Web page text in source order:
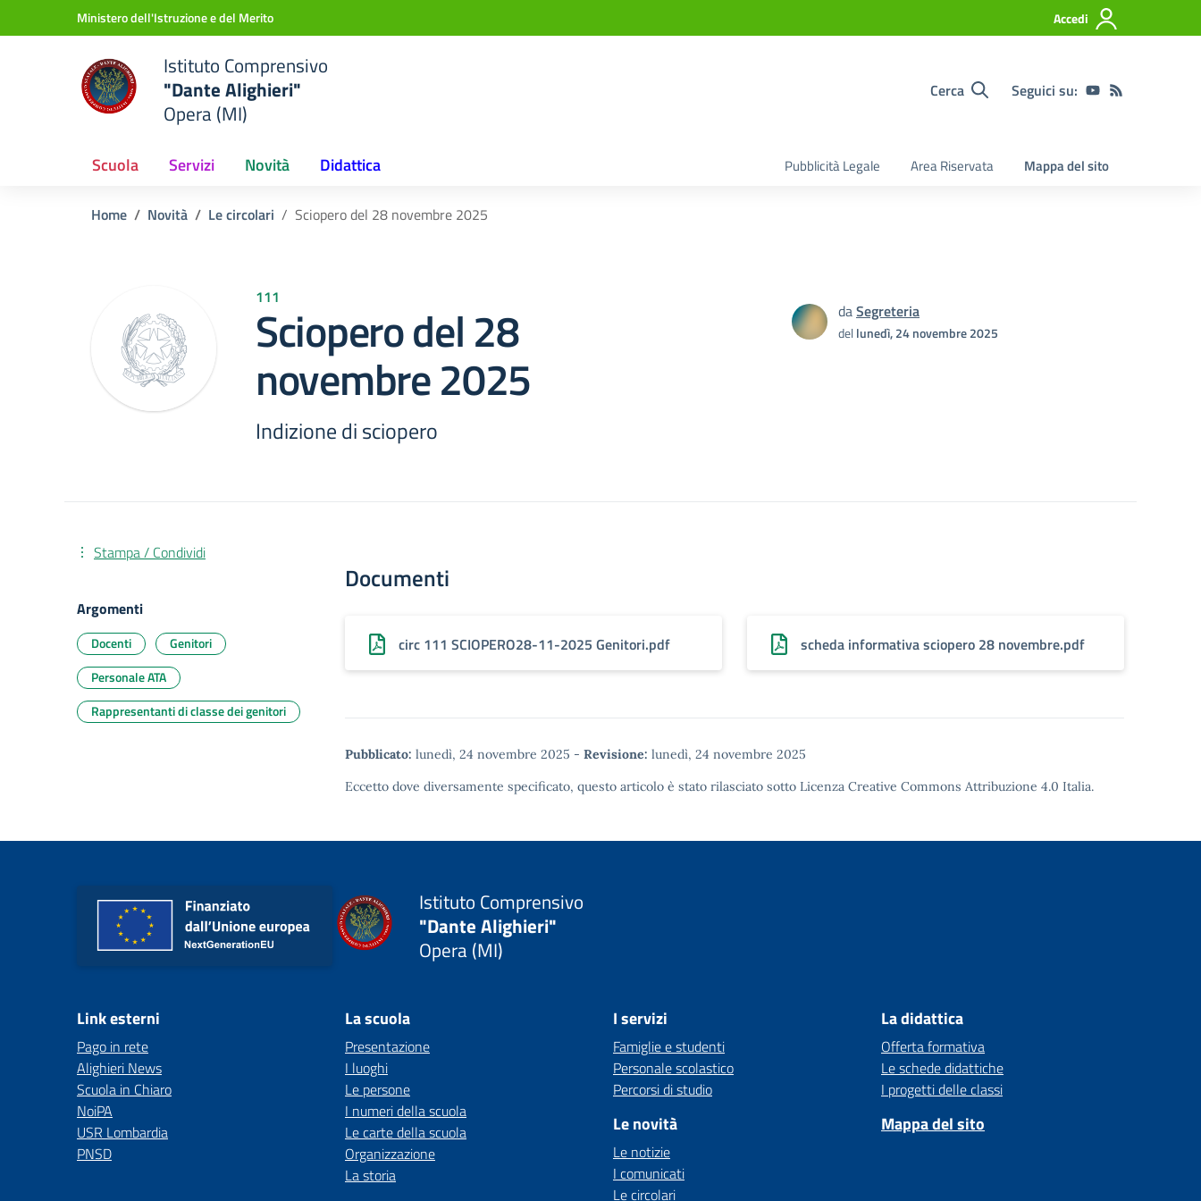
Vai ai contenuti
Vai al menu di navigazioneMinistero dell'Istruzione e del Merito Accedi
Istituto Comprensivo
"Dante Alighieri"
Opera (MI)
Cerca Seguici su:
Scuola Servizi Novità Didattica Pubblicità Legale Area Riservata Mappa del sito
Home Novità Le circolari Sciopero del 28 novembre 2025
111
Sciopero del 28
novembre 2025
Indizione di sciopero
daSegreteria
dellunedì, 24 novembre 2025
Documenti
circ 111 SCIOPERO28-11-2025 Genitori.pdf scheda informativa sciopero 28 novembre.pdf
Pubblicato: lunedì, 24 novembre 2025 - Revisione: lunedì, 24 novembre 2025
Eccetto dove diversamente specificato, questo articolo è stato rilasciato sotto Licenza Creative Commons Attribuzione 4.0 Italia.
Stampa / Condividi
Argomenti
Docenti
Genitori
Personale ATA
Rappresentanti di classe dei genitori
Istituto Comprensivo
"Dante Alighieri"
Opera (MI)
Link esterni
Pago in rete
Alighieri News
Scuola in Chiaro
NoiPA
USR Lombardia
PNSD
La scuola
Presentazione
I luoghi
Le persone
I numeri della scuola
Le carte della scuola
Organizzazione
La storia
I servizi
Famiglie e studenti
Personale scolastico
Percorsi di studio
Le novità
Le notizie
I comunicati
Le circolari
La didattica
Offerta formativa
Le schede didattiche
I progetti delle classi
Mappa del sito